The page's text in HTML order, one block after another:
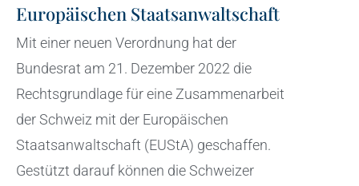
Europäischen Staatsanwaltschaft
Mit einer neuen Verordnung hat der
Bundesrat am 21. Dezember 2022 die
Rechtsgrundlage für eine Zusammenarbeit
der Schweiz mit der Europäischen
Staatsanwaltschaft (EUStA) geschaffen.
Gestützt darauf können die Schweizer